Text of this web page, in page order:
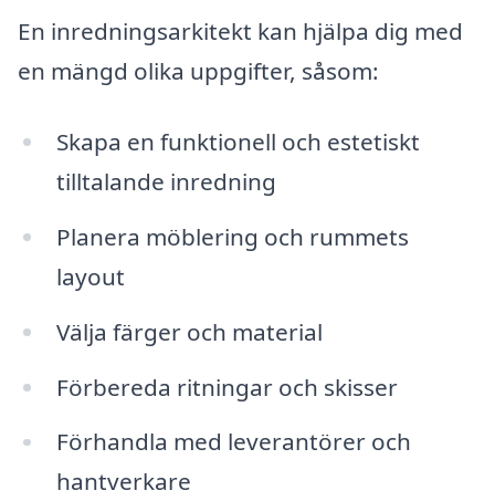
En inredningsarkitekt kan hjälpa dig med
en mängd olika uppgifter, såsom:
Skapa en funktionell och estetiskt
tilltalande inredning
Planera möblering och rummets
layout
Välja färger och material
Förbereda ritningar och skisser
Förhandla med leverantörer och
hantverkare